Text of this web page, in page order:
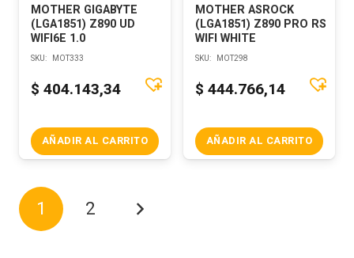
MOTHER GIGABYTE
(LGA1851) Z890 UD
WIFI6E 1.0
SKU: MOT333
$ 404.143,34
AÑADIR AL CARRITO
MOTHER ASROCK
(LGA1851) Z890 PRO RS
WIFI WHITE
SKU: MOT298
$ 444.766,14
AÑADIR AL CARRITO
1 2